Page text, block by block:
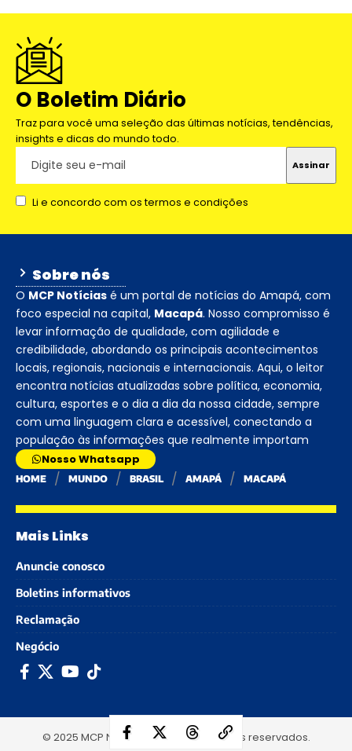
O Boletim Diário
Traz para você uma seleção das últimas notícias, tendências,
insights e dicas do mundo todo.
Li e concordo com os termos e condições
Sobre nós
O MCP Notícias é um portal de notícias do Amapá, com
foco especial na capital, Macapá. Nosso compromisso é
levar informação de qualidade, com agilidade e
credibilidade, abordando os principais acontecimentos
locais, regionais, nacionais e internacionais. Aqui, o leitor
encontra notícias atualizadas sobre política, economia,
cultura, esportes e o dia a dia da nossa cidade, sempre
com uma linguagem clara e acessível, conectando a
população às informações que realmente importam
Nosso Whatsapp
HOME MUNDO BRASIL AMAPÁ MACAPÁ
Mais Links
Anuncie conosco
Boletins informativos
Reclamação
Negócio
© 2025 MCP Notícias - Todos os direitos reservados.